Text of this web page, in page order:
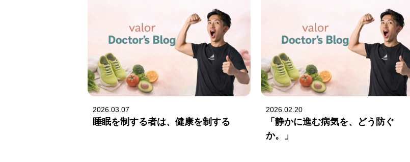
2026.03.07
睡眠を制する者は、健康を制する
2026.02.20
「静かに進む病気を、どう防ぐ
か。」